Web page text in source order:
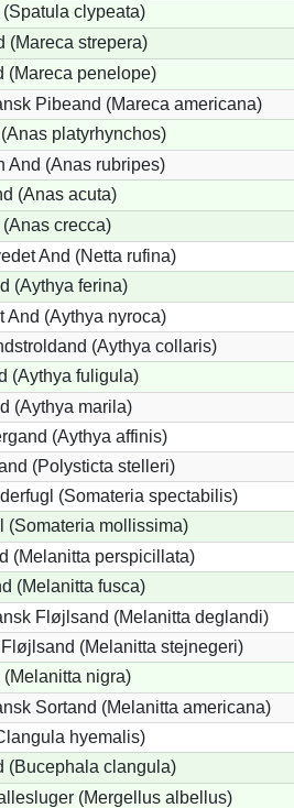
clypeata)
(Mareca strepera)
(Mareca penelope)
Pibeand (Mareca americana)
platyrhynchos)
And (Anas rubripes)
(Anas acuta)
crecca)
And (Netta rufina)
(Aythya ferina)
And (Aythya nyroca)
(Aythya collaris)
(Aythya fuligula)
(Aythya marila)
(Aythya affinis)
(Polysticta stelleri)
(Somateria spectabilis)
(Somateria mollissima)
(Melanitta perspicillata)
(Melanitta fusca)
Fløjlsand (Melanitta deglandi)
(Melanitta stejnegeri)
(Melanitta nigra)
Sortand (Melanitta americana)
hyemalis)
(Bucephala clangula)
(Mergellus albellus)